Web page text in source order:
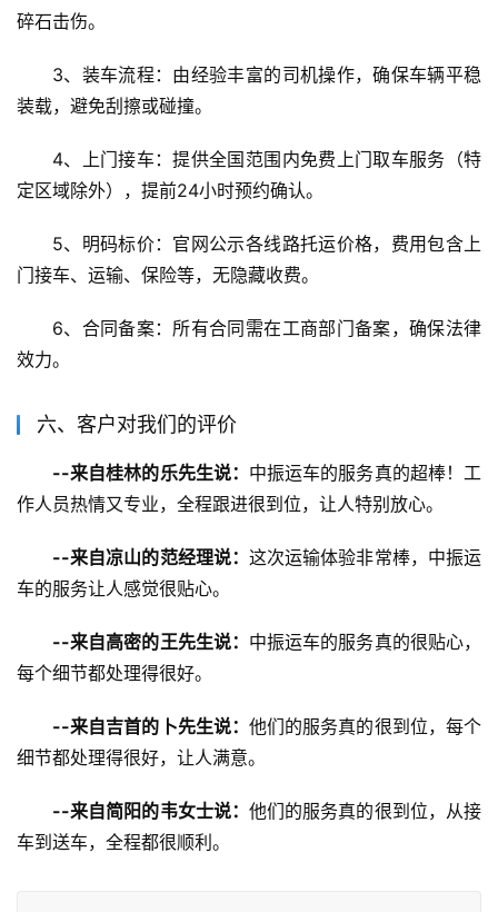
碎石击伤。
3、装车流程：由经验丰富的司机操作，确保车辆平稳
装载，避免刮擦或碰撞。
4、上门接车：提供全国范围内免费上门取车服务（特
定区域除外），提前24小时预约确认。
5、明码标价：官网公示各线路托运价格，费用包含上
门接车、运输、保险等，无隐藏收费。
6、合同备案：所有合同需在工商部门备案，确保法律
效力。
六、客户对我们的评价
--来自桂林的乐先生说： 中振运车的服务真的超棒！工
作人员热情又专业，全程跟进很到位，让人特别放心。
--来自凉山的范经理说： 这次运输体验非常棒，中振运
车的服务让人感觉很贴心。
--来自高密的王先生说： 中振运车的服务真的很贴心，
每个细节都处理得很好。
--来自吉首的卜先生说： 他们的服务真的很到位，每个
细节都处理得很好，让人满意。
--来自简阳的韦女士说： 他们的服务真的很到位，从接
车到送车，全程都很顺利。